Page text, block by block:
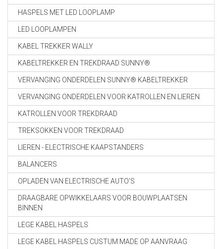
HASPELS MET LED LOOPLAMP
LED LOOPLAMPEN
KABEL TREKKER WALLY
KABELTREKKER EN TREKDRAAD SUNNY®
VERVANGING ONDERDELEN SUNNY® KABELTREKKER
VERVANGING ONDERDELEN VOOR KATROLLEN EN LIEREN
KATROLLEN VOOR TREKDRAAD
TREKSOKKEN VOOR TREKDRAAD
LIEREN - ELECTRISCHE KAAPSTANDERS
BALANCERS
OPLADEN VAN ELECTRISCHE AUTO'S
DRAAGBARE OPWIKKELAARS VOOR BOUWPLAATSEN
BINNEN
LEGE KABEL HASPELS
LEGE KABEL HASPELS CUSTUM MADE OP AANVRAAG